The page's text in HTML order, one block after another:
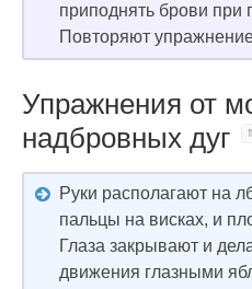
приподнять брови
Повторяют
Упражнения от
надбровных дуг
Руки располагают на
пальцы на висках, и
Глаза закрывают и
движения глазными